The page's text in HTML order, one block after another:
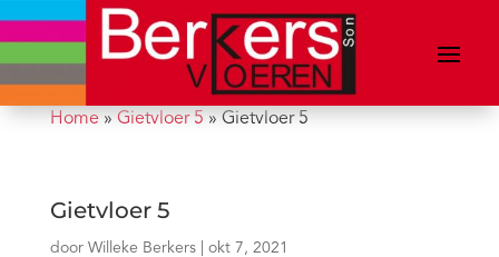
Home» Gietvloer 5 » Gietvloer 5
Gietvloer 5
door Willeke Berkers| okt 7, 2021